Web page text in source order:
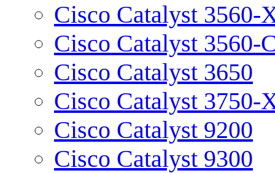
Cisco Catalyst 3560-
Cisco Catalyst 3560-
Cisco Catalyst 3650
Cisco Catalyst 3750-
Cisco Catalyst 9200
Cisco Catalyst 9300